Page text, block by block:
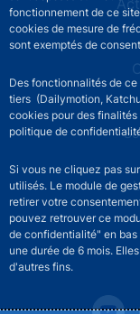
fonctionnement de ce
cookies de mesure de
sont exemptés de
Des fonctionnalités de ce
tiers (Dailymotion,
cookies pour des
politique de
Si vous ne cliquez pas
utilisés. Le module de
retirer votre
pouvez retrouver ce
de confidentialité" en bas
une durée de 6 mois.
d'autres fins.
Footer